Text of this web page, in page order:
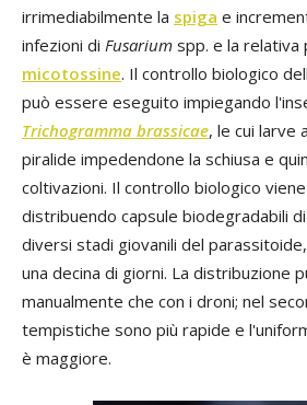
irrimediabilmente la spiga e
infezioni di Fusarium spp. e la relativa
micotossine. Il controllo biologico
può essere eseguito impiegando
Trichogramma brassicae, le cui larve
piralide impedendone la schiusa e
coltivazioni. Il controllo biologico
distribuendo capsule biodegradabili
diversi stadi giovanili del
una decina di giorni. La distribuzione
manualmente che con i droni; nel
tempistiche sono più rapide e
è maggiore.